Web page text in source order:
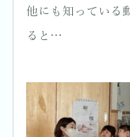
他にも知っている
ると…